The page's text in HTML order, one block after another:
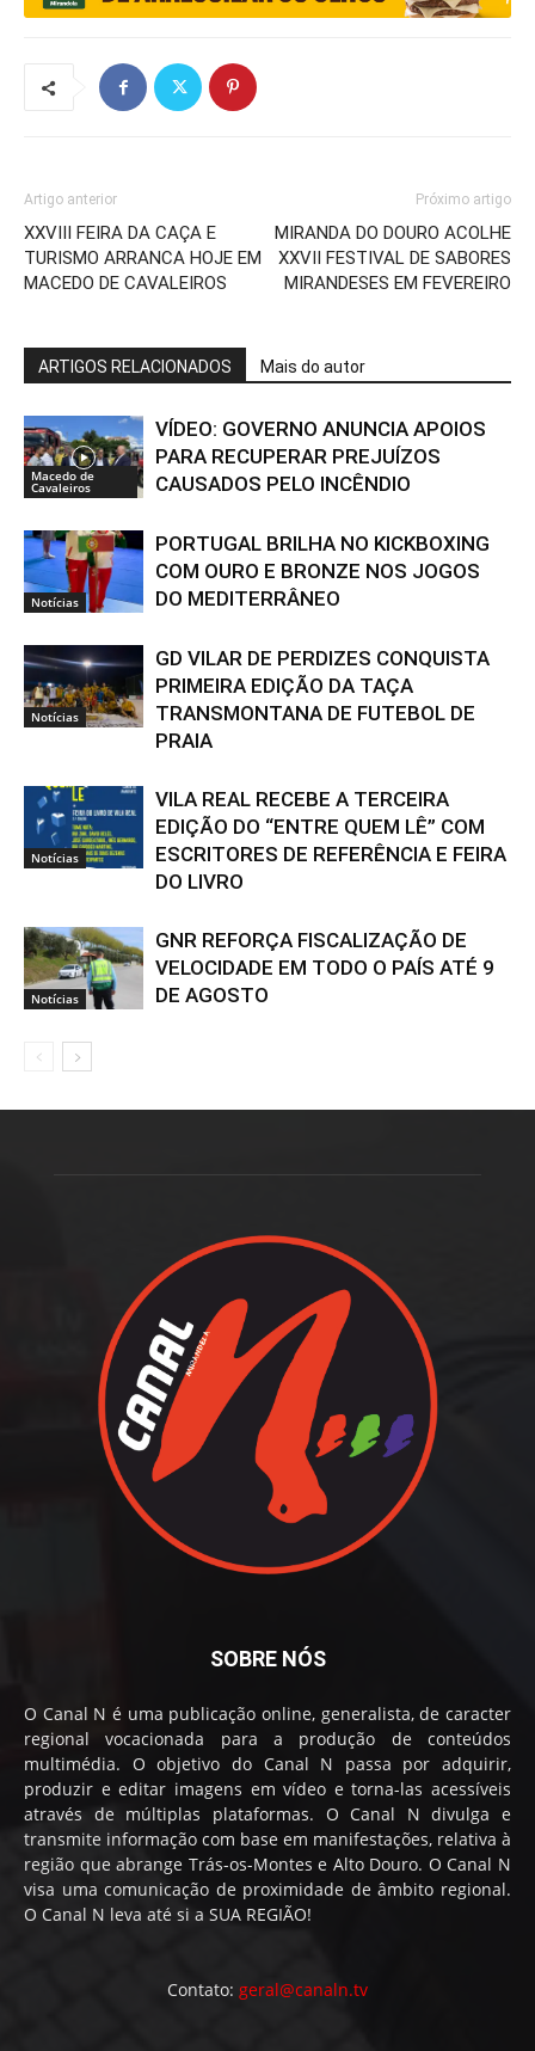
Artigo anterior
XXVIII FEIRA DA CAÇA E
TURISMO ARRANCA HOJE EM
MACEDO DE CAVALEIROS
Próximo artigo
MIRANDA DO DOURO ACOLHE
XXVII FESTIVAL DE SABORES
MIRANDESES EM FEVEREIRO
ARTIGOS RELACIONADOS Mais do autor
Macedo de
Cavaleiros
VÍDEO: GOVERNO ANUNCIA APOIOS
PARA RECUPERAR PREJUÍZOS
CAUSADOS PELO INCÊNDIO
Notícias
PORTUGAL BRILHA NO KICKBOXING
COM OURO E BRONZE NOS JOGOS
DO MEDITERRÂNEO
Notícias
GD VILAR DE PERDIZES CONQUISTA
PRIMEIRA EDIÇÃO DA TAÇA
TRANSMONTANA DE FUTEBOL DE
PRAIA
Notícias
VILA REAL RECEBE A TERCEIRA
EDIÇÃO DO “ENTRE QUEM LÊ” COM
ESCRITORES DE REFERÊNCIA E FEIRA
DO LIVRO
Notícias
GNR REFORÇA FISCALIZAÇÃO DE
VELOCIDADE EM TODO O PAÍS ATÉ 9
DE AGOSTO
SOBRE NÓS
O Canal N é uma publicação online, generalista, de caracter
regional vocacionada para a produção de conteúdos
multimédia. O objetivo do Canal N passa por adquirir,
produzir e editar imagens em vídeo e torna-las acessíveis
através de múltiplas plataformas. O Canal N divulga e
transmite informação com base em manifestações, relativa à
região que abrange Trás-os-Montes e Alto Douro. O Canal N
visa uma comunicação de proximidade de âmbito regional.
O Canal N leva até si a SUA REGIÃO!
Contato: geral@canaln.tv